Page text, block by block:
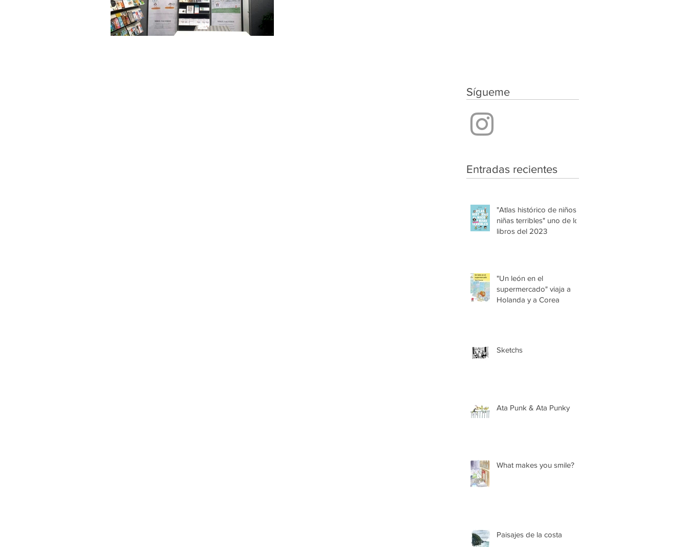
Sígueme
Entradas recientes
"Atlas histórico de niños y
niñas terribles" uno de los
libros del 2023
"Un león en el
supermercado" viaja a
Holanda y a Corea
Sketchs
Ata Punk & Ata Punky
What makes you smile?
Paisajes de la costa